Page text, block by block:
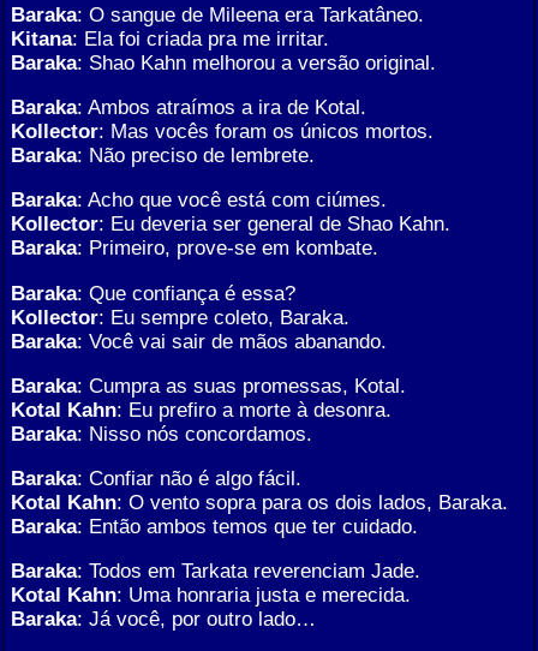
Baraka: O sangue de Mileena era Tarkatâneo.
Kitana: Ela foi criada pra me irritar.
Baraka: Shao Kahn melhorou a versão original.
Baraka: Ambos atraímos a ira de Kotal.
Kollector: Mas vocês foram os únicos mortos.
Baraka: Não preciso de lembrete.
Baraka: Acho que você está com ciúmes.
Kollector: Eu deveria ser general de Shao Kahn.
Baraka: Primeiro, prove-se em kombate.
Baraka: Que confiança é essa?
Kollector: Eu sempre coleto, Baraka.
Baraka: Você vai sair de mãos abanando.
Baraka: Cumpra as suas promessas, Kotal.
Kotal Kahn: Eu prefiro a morte à desonra.
Baraka: Nisso nós concordamos.
Baraka: Confiar não é algo fácil.
Kotal Kahn: O vento sopra para os dois lados, Baraka.
Baraka: Então ambos temos que ter cuidado.
Baraka: Todos em Tarkata reverenciam Jade.
Kotal Kahn: Uma honraria justa e merecida.
Baraka: Já você, por outro lado…